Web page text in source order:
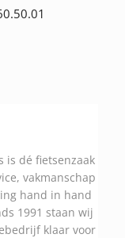
is dé fietsenzaak
vakmanschap
hand in hand
1991 staan wij
klaar voor